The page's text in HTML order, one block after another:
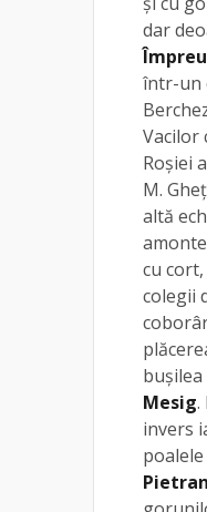
dar
într-un
Vacilor
Roșiei
M.
altă
cu cort,
colegii
bușilea
Mesig.
invers
poalele